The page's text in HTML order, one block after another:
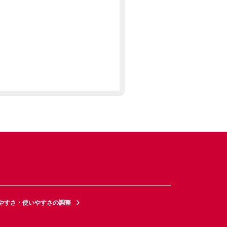
すさ・使いやすさの調整